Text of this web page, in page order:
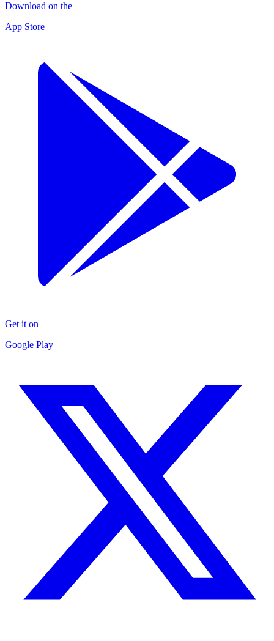
Download on the
App Store
Get it on
Google Play